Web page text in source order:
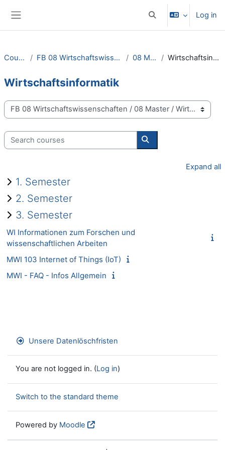
Toggle search input
Log in
Courses FB 08 Wirtschaftswissenschaften 08 Master Wirtschaftsinformatik
Wirtschaftsinformatik
Course categories
Search courses
Search courses
Expand all
1. Semester
2. Semester
3. Semester
WI Informationen zum Forschen und
wissenschaftlichen Arbeiten
MWI 103 Internet of Things (IoT)
MWI - FAQ - Infos Allgemein
Unsere Datenlöschfristen
You are not logged in. (Log in)
Switch to the standard theme
Powered by Moodle